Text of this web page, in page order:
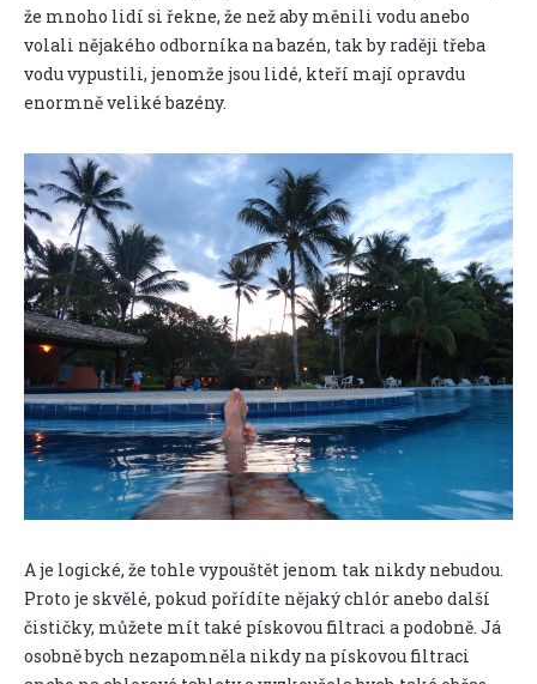
že mnoho lidí si řekne, že než aby měnili vodu anebo
volali nějakého odborníka na bazén, tak by raději třeba
vodu vypustili, jenomže jsou lidé, kteří mají opravdu
enormně veliké bazény.
A je logické, že tohle vypouštět jenom tak nikdy nebudou.
Proto je skvělé, pokud pořídíte nějaký chlór anebo další
čističky, můžete mít také pískovou filtraci a podobně. Já
osobně bych nezapomněla nikdy na pískovou filtraci